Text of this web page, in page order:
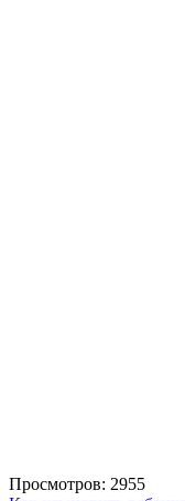
Просмотров: 2955